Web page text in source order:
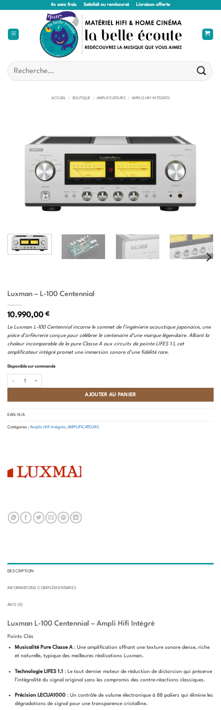
4x sans frais Satisfait ou remboursé Livraison offerte
Recherche
pour :
ACCUEIL / BOUTIQUE / AMPLIFICATEURS / AMPLIS HIFI INTÉGRÉS
Luxman – L-100 Centennial
10.990,00 €
Le Luxman L-100 Centennial incarne le sommet de l’ingénierie acoustique japonaise, une
pièce d’orfèvrerie conçue pour célébrer le centenaire d’une marque légendaire. Alliant la
chaleur incomparable de la pure Classe A aux circuits de pointe LIFES 1.1, cet
amplificateur intégré promet une immersion sonore d’une fidélité rare.
Disponible sur commande
AJOUTER AU PANIER
EAN: N/A
Catégories : Amplis Hifi Intégrés, AMPLIFICATEURS
DESCRIPTION
INFORMATIONS COMPLÉMENTAIRES
AVIS (0)
Luxman L-100 Centennial – Ampli Hifi Intégré
Points Clés
Musicalité Pure Classe A: Une amplification offrant une texture sonore dense, riche
et naturelle, typique des meilleures réalisations Luxman.
Technologie LIFES 1.1 : Le tout dernier moteur de réduction de distorsion qui préserve
l’intégralité du signal original sans les compromis des contre-réactions classiques.
Précision LECUA1000: Un contrôle de volume électronique à 88 paliers qui élimine les
dégradations de signal pour une transparence cristalline.